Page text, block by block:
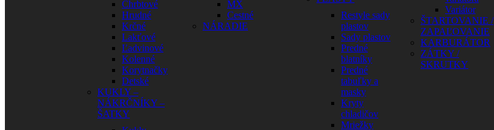
Chrbtové
Hrudné
Krčné
Lakťové
Ľadvinové
Kolenné
Korytnačky
Detské
KUKLY –
NÁKRČNÍKY –
ŠATKY
MX
Cestné
NÁRADIE
Restyle sady
plastov
Sady plastov
Predné
blatníky
Predné
tabuľky a
masky
Kryty
chladičov
Mriežky
Variátor
ŠTARTOVANIE /
ZAPAĽOVANIE
KARBURÁTOR
ZÁTKY /
SKRUTKY